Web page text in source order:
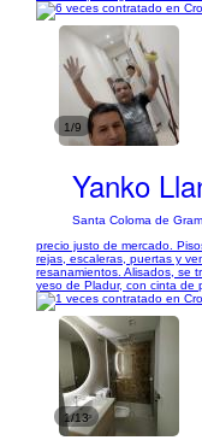
1/9
Yanko
Santa Coloma de
precio justo de mercado.
rejas, escaleras, puertas y
resanamientos. Alisados, se
yeso de Pladur, con cinta de
1/13